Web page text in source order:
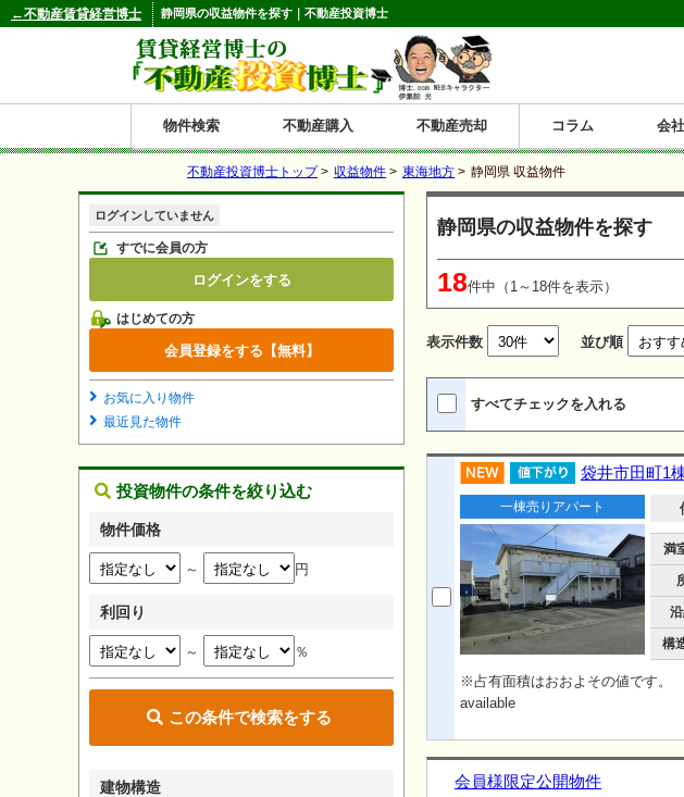
静岡県の収益物件を探す｜不動産投資博士
物件検索
北
海
道
東
北
青森
秋田
岩手
宮城
山形
福島
関
東
東京
埼玉
神奈川
千葉
茨城
栃木
群馬
信
州・
北
新潟
富山
石川
福井
長野
山梨
東
海
静岡
愛知
岐阜
三重
関
西
大阪
兵庫
京都
滋賀
奈良
和歌山
中
国・
四
鳥取
岡山
島根
広島
山口
香川
徳島
愛媛
高知
九
州
福岡
佐賀
長崎
熊本
大分
宮崎
鹿児島
沖縄 投資マンシ
一棟売りア
一棟売りマン
一棟売り
店舗・事
賃貸併用
戸建賃貸
新築住宅
工場・倉
ホテルペン
不動産購入 不動産売却 コラム 会
←不動産賃貸経営博士
不動産投資博士トップ> 収益物件 > 東海地方 > 静岡県 収益物件
静岡県の収益物件を探す
18件中（1～18件を表示）
表示件数 並び順
すべてチェックを入れる
袋井市田町1
一棟売りアパート
満
構
※占有面積はおおよその値です。
available
会員様限定公開物件
ログインしていません
すでに会員の方
ログインをする
はじめての方
会員登録をする【無料】
お気に入り物件
最近見た物件
投資物件の条件を絞り込む
物件価格
～ 円
利回り
～ ％
この条件で検索をする
建物構造